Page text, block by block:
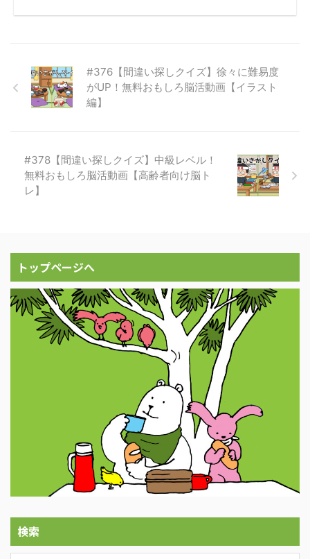
#376【間違い探しクイズ】徐々に難易度
がUP！無料おもしろ脳活動画【イラスト
編】
#378【間違い探しクイズ】中級レベル！
無料おもしろ脳活動画【高齢者向け脳ト
レ】
トップページへ
検索